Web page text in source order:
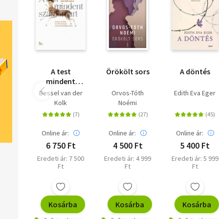
A test
mindent
számontart -
Az agy, az
elme és a test
szerepe a
traumafeldolgozásban
Bessel van der
Kolk
Online ár:
6 750 Ft
Eredeti ár: 7 500
Ft
Kosárba
Örökölt sors
Orvos-Tóth
Noémi
Online ár:
4 500 Ft
Eredeti ár: 4 999
Ft
Kosárba
A döntés
Edith Eva Eger
Online ár:
5 400 Ft
Eredeti ár: 5 999
Ft
Kosárba